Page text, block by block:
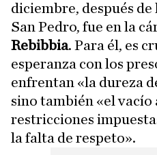
diciembre, después de
San Pedro, fue en la
Rebibbia. Para él, es
esperanza con los
enfrentan «la dureza
sino también «el vacío
restricciones
la falta de respeto».